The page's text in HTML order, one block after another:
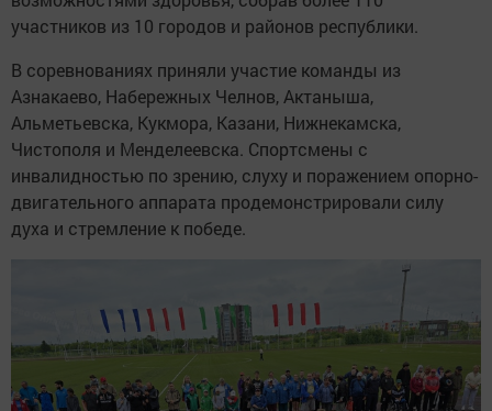
участников из 10 городов и районов республики.
В соревнованиях приняли участие команды из
Азнакаево, Набережных Челнов, Актаныша,
Альметьевска, Кукмора, Казани, Нижнекамска,
Чистополя и Менделеевска. Спортсмены с
инвалидностью по зрению, слуху и поражением опорно-
двигательного аппарата продемонстрировали силу
духа и стремление к победе.